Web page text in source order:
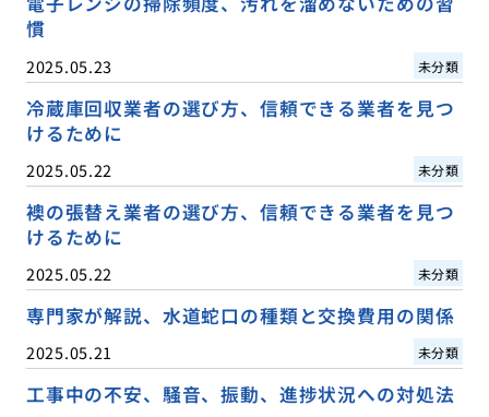
慣
2025.05.23 未分類
冷蔵庫回収業者の選び方、信頼できる業者を見つ
けるために
2025.05.22 未分類
襖の張替え業者の選び方、信頼できる業者を見つ
けるために
2025.05.22 未分類
専門家が解説、水道蛇口の種類と交換費用の関係
2025.05.21 未分類
工事中の不安、騒音、振動、進捗状況への対処法